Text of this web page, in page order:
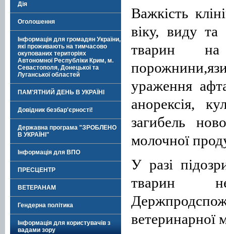
Дія
Оголошення
Інформація для громадян України,
які проживають на тимчасово
окупованих територіях
Автономної Республіки Крим, м.
Севастополя, Донецької та
Луганської областей
ПАМ'ЯТНИЙ ДЕНЬ В УКРАЇНІ
Довідник безбар'єрності!
Державна програма "ЗРОБЛЕНО
В УКРАЇНІ"
Інформація для ВПО
ПРЕСЦЕНТР
ВЕТЕРАНАМ
Гендерна політика
Інформація для користувачів з
вадами зору
Важкість
віку, виду
тварин на
ураження
анорексія,
загибель
молочної
У разі
тварин
ветеринарної